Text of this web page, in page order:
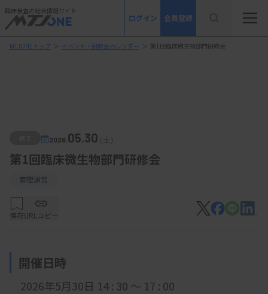
臨床検査の総合情報サイト
ログイン 会員登録
MTJONEトップ ＞ イベント・研修会カレンダー ＞ 第1回臨床微生物部門研修会
2026. 05.30（土）
第1回臨床微生物部門研修会
管理運営
保存URLコピー
開催日時
2026年5月30日 14 : 30 ～ 17 : 00